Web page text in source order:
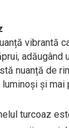
vibrantă
nuanță de
și mai
turcoaz